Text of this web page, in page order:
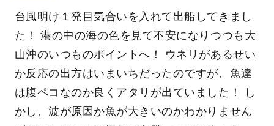
台風明け１発目気合いを入れて出船してきまし
た！ 港の中の海の色を見て不安になりつつも大
山沖のいつものポイントへ！ ウネリがあるせい
か反応の出方はいまいちだったのですが、魚達
は腹ペコなのか良くアタリが出ていました！ し
かし、波が原因か魚が大きいのかわかりません